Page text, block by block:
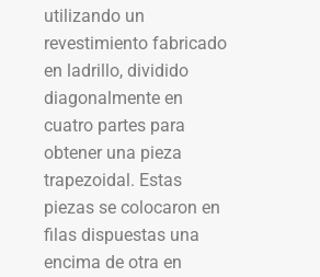
utilizando un
revestimiento fabricado
en ladrillo, dividido
diagonalmente en
cuatro partes para
obtener una pieza
trapezoidal. Estas
piezas se colocaron en
filas dispuestas una
encima de otra en